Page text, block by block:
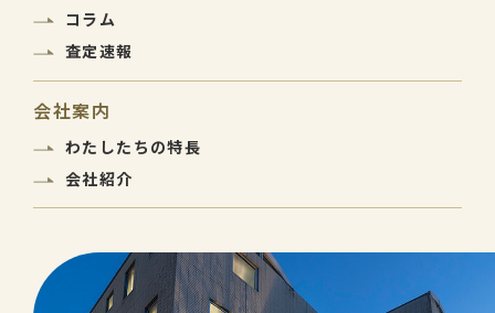
コラム
査定速報
会社案内
わたしたちの特長
会社紹介